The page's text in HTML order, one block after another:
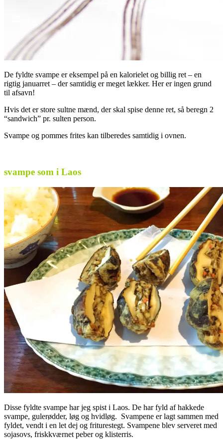
De fyldte svampe er eksempel på en kalorielet og billig ret – en
rigtig januarret – der samtidig er meget lækker. Her er ingen grund
til afsavn!
Hvis det er store sultne mænd, der skal spise denne ret, så beregn 2
“sandwich” pr. sulten person.
Svampe og pommes frites kan tilberedes samtidig i ovnen.
svampe som i Laos
Disse fyldte svampe har jeg spist i Laos. De har fyld af hakkede
svampe, gulerødder, løg og hvidløg. Svampene er lagt sammen med
fyldet, vendt i en let dej og friturestegt. Svampene blev serveret med
sojasovs, friskkværnet peber og klisterris.